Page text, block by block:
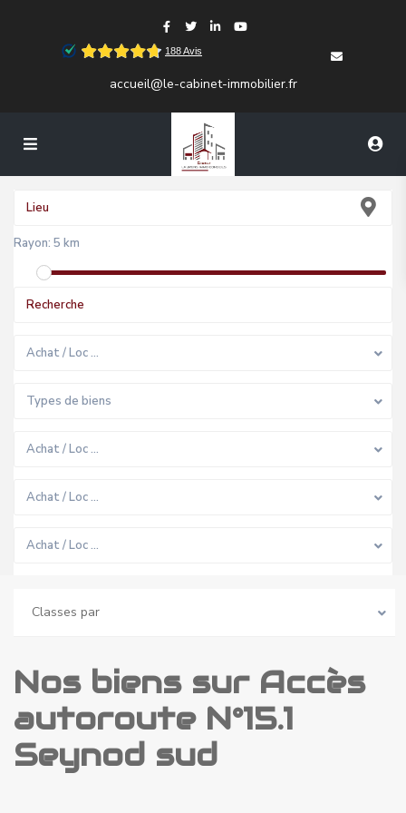
accueil@le-cabinet-immobilier.fr
Rayon: 5 km
Achat / Loc …
Types de biens
Achat / Loc …
Achat / Loc …
Achat / Loc …
Classes par
Nos biens sur Accès
autoroute N°15.1
Seynod sud